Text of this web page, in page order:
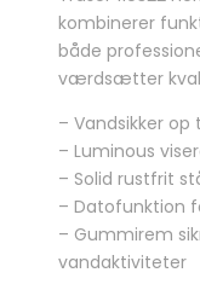
var:
kombinerer
både
værdsætter
– Vandsikker
– Luminous
– Solid rustfrit
– Datofunktion
– Gummirem
vandaktiviteter